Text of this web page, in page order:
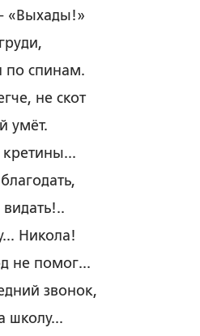
«Выхады!»
по спинам.
не скот
умёт.
кретины...
видать!..
Никола!
не помог...
звонок,
школу...